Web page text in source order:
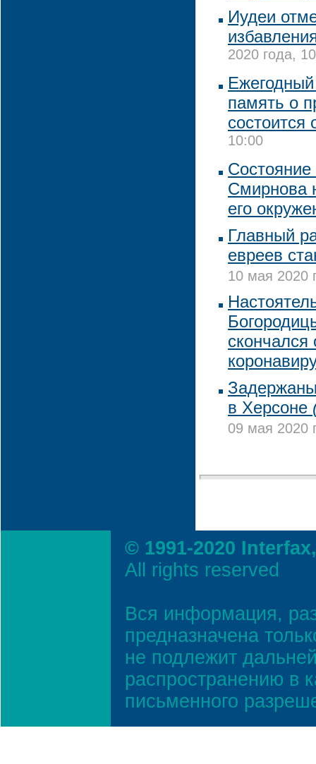
Иудеи
2020 года,
память о
состоится
10:00
Смирнова
его
Главный
евреев
10 мая 2020
скончался
Задержаны
в Херсоне
09 мая 2020
© 1991-2020
All rights reserved
Вся информация,
предназначена
не подлежит
распространению в
письменного